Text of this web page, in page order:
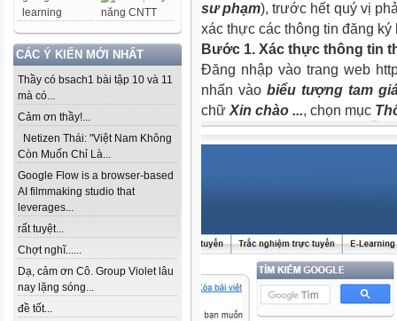
CÁC Ý KIẾN MỚI NHẤT
Thầy có bsach1 bài tập 10 và 11
mà có...
Cảm ơn thầy!...
Netizen Thái: "Việt Nam Không
Còn Muốn Chỉ Là...
Google Flow is a browser-based
AI filmmaking studio that
leverages...
rất tuyệt...
Chợt nghĩ......
Dạ, cảm ơn Cô. Group Violet lâu
nay lặng sóng...
đề tốt...
sư phạm), trước hết quý vị
xác thực các thông tin đăng ký
Bước 1. Xác thực thông tin
Đăng nhập vào trang web
nhấn vào biểu tượng tam
chữ Xin chào ..., chọn mục